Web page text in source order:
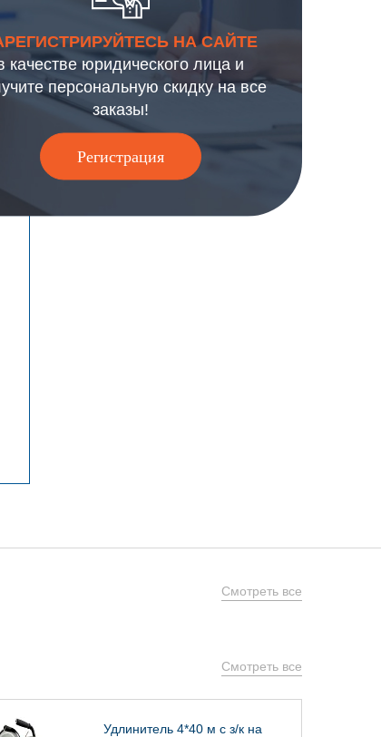
НА САЙТЕ
качестве юридического лица и
персональную скидку на все
заказы!
Регистрация
Смотреть все
Смотреть все
Удлинитель 4*40 м с з/к на